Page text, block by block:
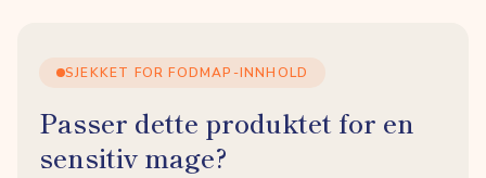
SJEKKET FOR FODMAP-INNHOLD
Passer dette produktet for en
sensitiv mage?